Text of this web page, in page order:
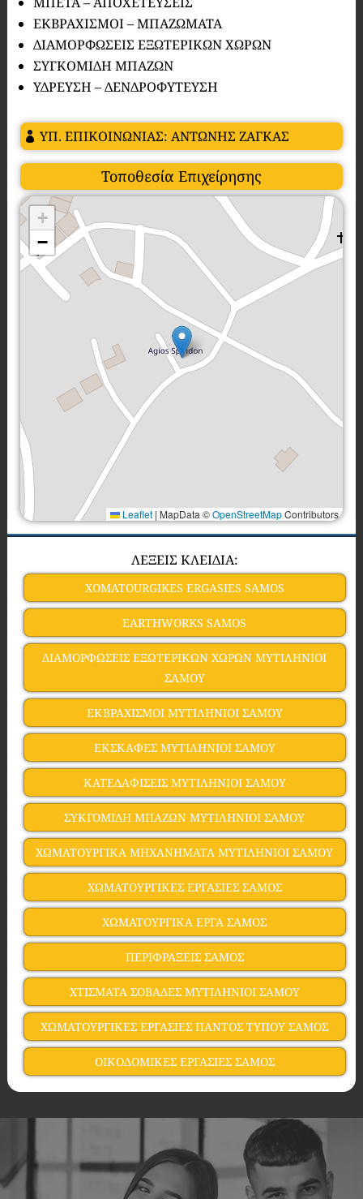
ΕΚΒΡΑΧΙΣΜΟΙ – ΜΠΑΖΩΜΑΤΑ
ΔΙΑΜΟΡΦΩΣΕΙΣ ΕΞΩΤΕΡΙΚΩΝ ΧΩΡΩΝ
ΣΥΓΚΟΜΙΔΗ ΜΠΑΖΩΝ
ΥΔΡΕΥΣΗ – ΔΕΝΔΡΟΦΥΤΕΥΣΗ
ΥΠ. ΕΠΙΚΟΙΝΩΝΙΑΣ: ΑΝΤΩΝΗΣ ΖΑΓΚΑΣ
Τοποθεσία Επιχείρησης
+
−
Leaflet | MapData ©OpenStreetMapContributors
ΛΕΞΕΙΣ ΚΛΕΙΔΙΑ:
XOMATOURGIKES ERGASIES SAMOS
EARTHWORKS SAMOS
ΔΙΑΜΟΡΦΩΣΕΙΣ ΕΞΩΤΕΡΙΚΩΝ ΧΩΡΩΝ ΜΥΤΙΛΗΝΙΟΙ
ΣΑΜΟΥ
ΕΚΒΡΑΧΙΣΜΟΙ ΜΥΤΙΛΗΝΙΟΙ ΣΑΜΟΥ
ΕΚΣΚΑΦΕΣ ΜΥΤΙΛΗΝΙΟΙ ΣΑΜΟΥ
ΚΑΤΕΔΑΦΙΣΕΙΣ ΜΥΤΙΛΗΝΙΟΙ ΣΑΜΟΥ
ΣΥΚΓΟΜΙΔΗ ΜΠΑΖΩΝ ΜΥΤΙΛΗΝΙΟΙ ΣΑΜΟΥ
ΧΩΜΑΤΟΥΡΓΙΚΑ ΜΗΧΑΝΗΜΑΤΑ ΜΥΤΙΛΗΝΙΟΙ ΣΑΜΟΥ
ΧΩΜΑΤΟΥΡΓΙΚΕΣ ΕΡΓΑΣΙΕΣ ΣΑΜΟΣ
ΧΩΜΑΤΟΥΡΓΙΚΑ ΕΡΓΑ ΣΑΜΟΣ
ΠΕΡΙΦΡΑΞΕΙΣ ΣΑΜΟΣ
ΧΤΙΣΜΑΤΑ ΣΟΒΑΔΕΣ ΜΥΤΙΛΗΝΙΟΙ ΣΑΜΟΥ
ΧΩΜΑΤΟΥΡΓΙΚΕΣ ΕΡΓΑΣΙΕΣ ΠΑΝΤΟΣ ΤΥΠΟΥ ΣΑΜΟΣ
ΟΙΚΟΔΟΜΙΚΕΣ ΕΡΓΑΣΙΕΣ ΣΑΜΟΣ